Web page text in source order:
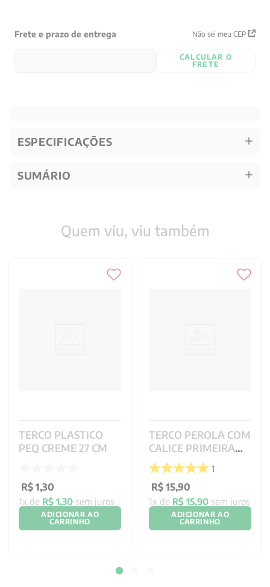
Frete e prazo de entrega Não sei meu CEP
CALCULAR O
FRETE
ESPECIFICAÇÕES
SUMÁRIO
Quem viu, viu também
TERCO PLASTICO
PEQ CREME 27 CM
R$ 1,30
1x de R$ 1,30 sem juros
ADICIONAR AO
CARRINHO
TERCO PEROLA COM
CALICE PRIMEIRA
EUCARISTIA - 4 MM
1
R$ 15,90
1x de R$ 15,90 sem juros
ADICIONAR AO
CARRINHO